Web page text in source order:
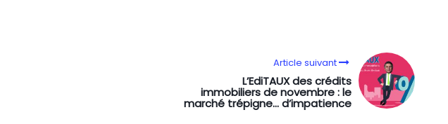
Article suivant
L’EdiTAUX des crédits
immobiliers de novembre : le
marché trépigne… d’impatience